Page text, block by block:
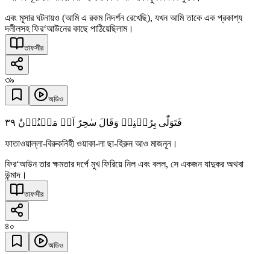
এবং মূসার ঘটনায়ও (আমি এ রকম নিদর্শন রেখেছি), যখন আমি তাকে এক প্রকাশ্য
দলীলসহ ফির‘আউনের কাছে পাঠিয়েছিলাম।
তাফসীর
৩৯
অডিও
فَتَوَلّٰی بِرُکۡنِہٖ وَقَالَ سٰحِرٌ اَوۡ مَجۡنُوۡنٌ ٣٩
ফাতাওয়াল্লা-বিরুকনিহী ওয়াকা-লা ছা-হিরুন আও মাজনূন।
ফির‘আউন তার ক্ষমতার দর্পে মুখ ফিরিয়ে নিল এবং বলল, সে একজন যাদুকর অথবা
উন্মাদ।
তাফসীর
৪০
অডিও